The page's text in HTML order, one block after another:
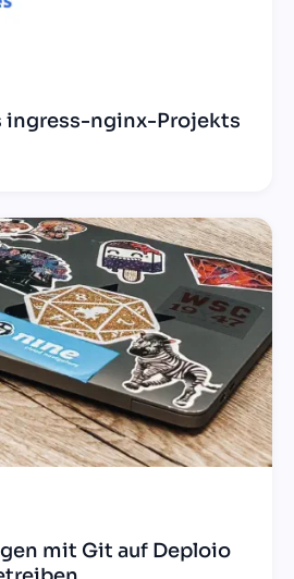
ingress-nginx-Projekts
mit Git auf Deploio